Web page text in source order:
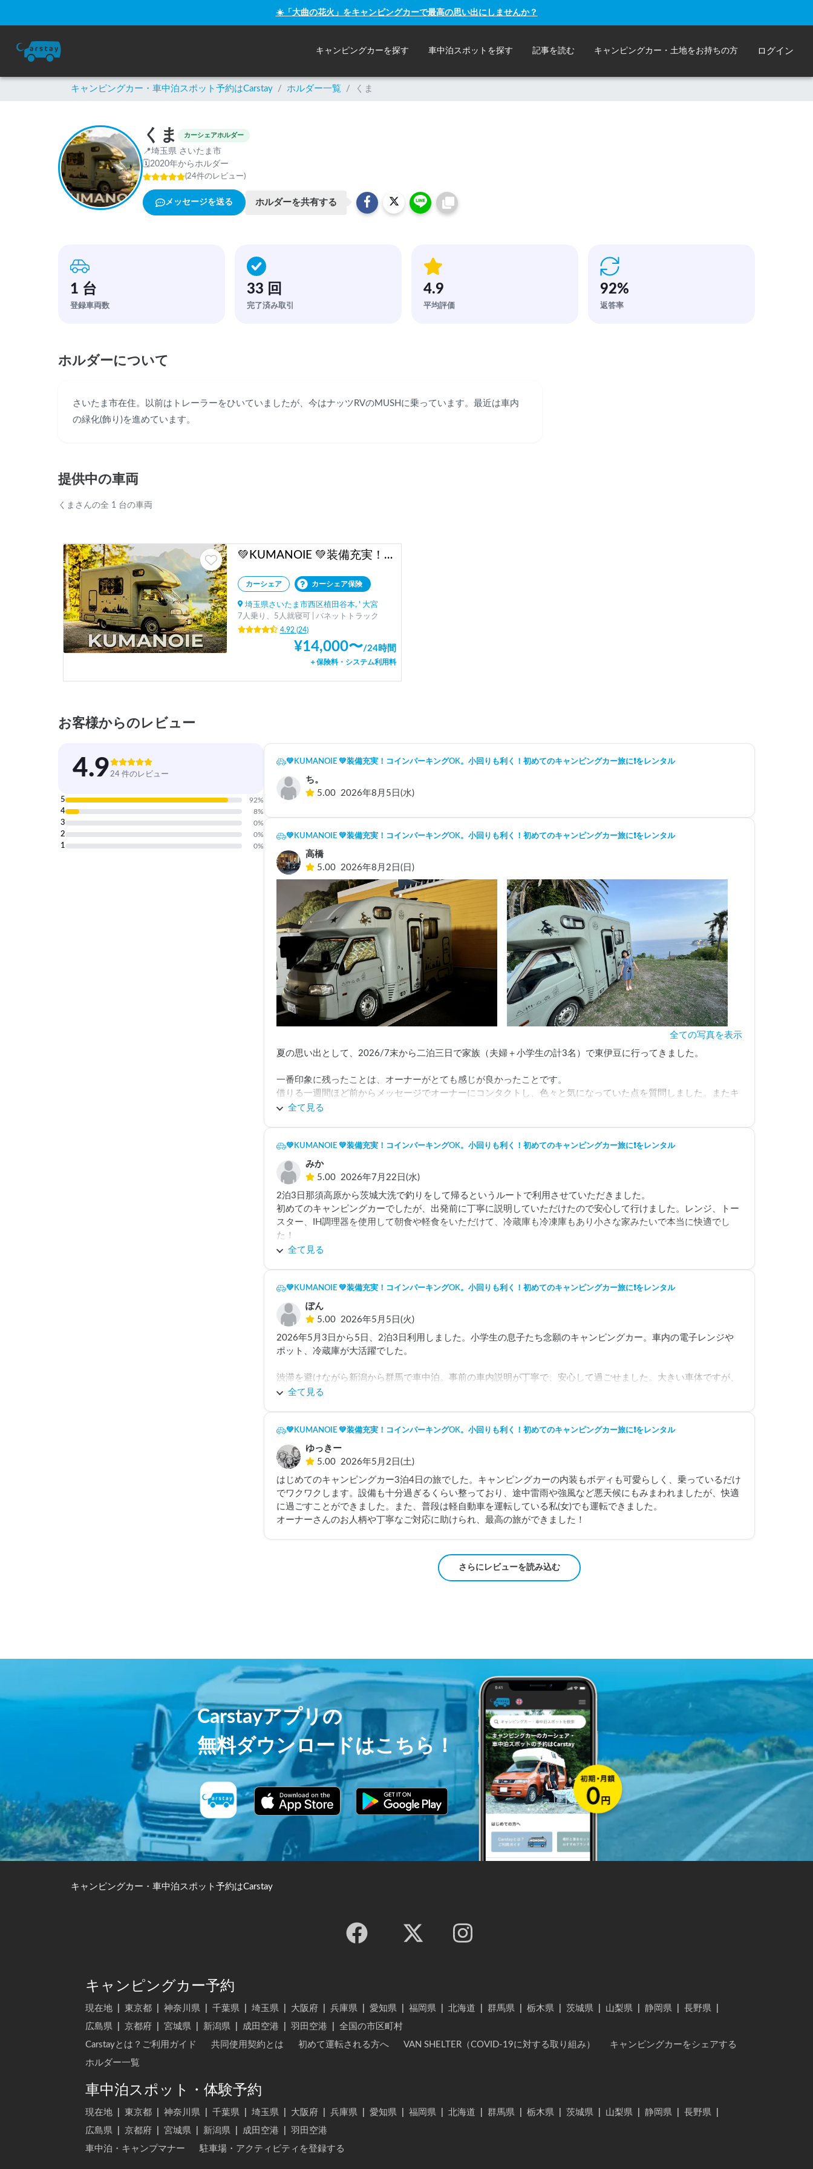
☀️「大曲の花火」をキャンピングカーで最高の思い出にしませんか？
キャンピングカーを探す 車中泊スポットを探す 記事を読む キャンピングカー・土地をお持ちの方 ログイン
キャンピングカー・車中泊スポット予約はCarstay / ホルダー一覧 / くま
くま カーシェアホルダー
📍埼玉県 さいたま市
🗓2020年からホルダー
(24件のレビュー)
メッセージを送る ホルダーを共有する
1 台
登録車両数
33 回
完了済み取引
4.9
平均評価
92%
返答率
ホルダーについて
さいたま市在住。以前はトレーラーをひいていましたが、今はナッツRVのMUSHに乗っています。最近は車内
の緑化(飾り)を進めています。
提供中の車両
くまさんの全 1 台の車両
💚KUMANOIE 💚装備充実！コインパーキングOK。小回りも利く！初めてのキャンピングカー旅に❗
カーシェア カーシェア保険
埼玉県さいたま市西区植田谷本, ' 大宮
7人乗り、5人就寝可 | バネットトラック
4.92(24)
¥14,000〜/24時間
＋保険料・システム利用料
お客様からのレビュー
4.9 24 件のレビュー
5 92%
4 8%
3 0%
2 0%
1 0%
💚KUMANOIE 💚装備充実！コインパーキングOK。小回りも利く！初めてのキャンピングカー旅に❗をレンタル
ち。
5.00 2026年8月5日(水)
💚KUMANOIE 💚装備充実！コインパーキングOK。小回りも利く！初めてのキャンピングカー旅に❗をレンタル
高橋
5.00 2026年8月2日(日)
全ての写真を表示
夏の思い出として、2026/7末から二泊三日で家族（夫婦＋小学生の計3名）で東伊豆に行ってきました。
一番印象に残ったことは、オーナーがとても感じが良かったことです。
借りる一週間ほど前からメッセージでオーナーにコンタクトし、色々と気になっていた点を質問しました。またキ
ャンピングカーについて、「受領日は時間がないため、借りる前日に確認や説明を受けたい」と無理な相談をした
レスポンスが良いので安心して旅することが出来ました。
社内は綺麗で、居住区は広さがあり快適でした。
夏は涼しい山に行ったり、冬は比較的暖かい場所に行くのがオススメかと感じました。
走行性能については、日産のバネット（ボンゴ）ベースなのでスピードは出ません。高速道路でも80キロ巡行でし
たが、かえって安全で良かったと思います。
車のサイズについて、高さはありますが、縦と横はSUV程度なので普通に駐車出来ますし、取り回しも慣れれば楽
色々とご対応ありがとうございました。助かりました。
全て見る
💚KUMANOIE 💚装備充実！コインパーキングOK。小回りも利く！初めてのキャンピングカー旅に❗をレンタル
みか
5.00 2026年7月22日(水)
2泊3日那須高原から茨城大洗で釣りをして帰るというルートで利用させていただきました。
初めてのキャンピングカーでしたが、出発前に丁寧に説明していただけたので安心して行けました。レンジ、トー
スター、IH調理器を使用して朝食や軽食をいただけて、冷蔵庫も冷凍庫もあり小さな家みたいで本当に快適でし
た！
今回はドライバーだったのですが、後ろの家族はワイワイ楽しそうで私も後ろに乗って道中楽しみたかったです☺️
出発時に、困ったら何時でも電話して大丈夫ですよと言っていただけて心強かったです。
トラブルもなく無事に帰って来られました。ありがとうございました😊
全て見る
💚KUMANOIE 💚装備充実！コインパーキングOK。小回りも利く！初めてのキャンピングカー旅に❗をレンタル
ぽん
5.00 2026年5月5日(火)
2026年5月3日から5日、2泊3日利用しました。小学生の息子たち念願のキャンピングカー。車内の電子レンジや
ポット、冷蔵庫が大活躍でした。
渋滞を避けながら新潟から群馬で車中泊。事前の車内説明が丁寧で、安心して過ごせました。大きい車体ですが、
法定速度で運転すれば問題なかったです。また、車両の幅は思ったより気にせずに、運転もすぐ慣れました。バッ
大人もゆっくり寝られましたし、2階部分は子どもと大人が2人で寝ることもできました。
とても優しく説明してくださり、いざという時の安心感もありました。ありがとうございました。
全て見る
💚KUMANOIE 💚装備充実！コインパーキングOK。小回りも利く！初めてのキャンピングカー旅に❗をレンタル
ゆっきー
5.00 2026年5月2日(土)
はじめてのキャンピングカー3泊4日の旅でした。キャンピングカーの内装もボディも可愛らしく、乗っているだけ
でワクワクします。設備も十分過ぎるくらい整っており、途中雷雨や強風など悪天候にもみまわれましたが、快適
に過ごすことができました。また、普段は軽自動車を運転している私(女)でも運転できました。
さらにレビューを読み込む
Carstayアプリの
無料ダウンロードはこちら！
キャンピングカー・車中泊スポット予約はCarstay
キャンピングカー予約
現在地 東京都 神奈川県 千葉県 埼玉県 大阪府 兵庫県 愛知県 福岡県 北海道 群馬県 栃木県 茨城県 山梨県 静岡県 長野県
広島県
京都府 宮城県 新潟県 成田空港 羽田空港
全国の市区町村
Carstayとは？ご利用ガイド
共同使用契約とは 初めて運転される方へ VAN SHELTER（COVID-19に対する取り組み）
キャンピングカーをシェアする
ホルダー一覧
車中泊スポット・体験予約
現在地 東京都 神奈川県 千葉県 埼玉県 大阪府 兵庫県 愛知県 福岡県 北海道 群馬県 栃木県 茨城県 山梨県 静岡県 長野県
広島県
京都府 宮城県 新潟県 成田空港
羽田空港
車中泊・キャンプマナー
駐車場・アクティビティを登録する